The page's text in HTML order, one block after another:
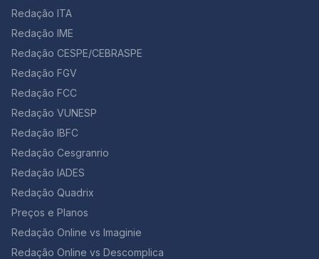
Redação ITA
Redação IME
Redação CESPE/CEBRASPE
Redação FGV
Redação FCC
Redação VUNESP
Redação IBFC
Redação Cesgranrio
Redação IADES
Redação Quadrix
Preços e Planos
Redação Online vs Imaginie
Redação Online vs Descomplica